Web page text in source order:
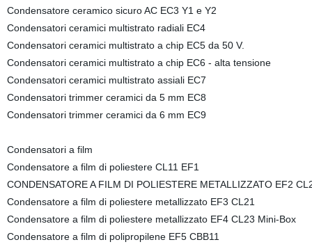
Condensatore ceramico sicuro AC EC3 Y1 e Y2
Condensatori ceramici multistrato radiali EC4
Condensatori ceramici multistrato a chip EC5 da 50 V.
Condensatori ceramici multistrato a chip EC6 - alta tensione
Condensatori ceramici multistrato assiali EC7
Condensatori trimmer ceramici da 5 mm EC8
Condensatori trimmer ceramici da 6 mm EC9
Condensatori a film
Condensatore a film di poliestere CL11 EF1
CONDENSATORE A FILM DI POLIESTERE METALLIZZATO EF2
Condensatore a film di poliestere metallizzato EF3 CL21
Condensatore a film di poliestere metallizzato EF4 CL23 Mini-Box
Condensatore a film di polipropilene EF5 CBB11